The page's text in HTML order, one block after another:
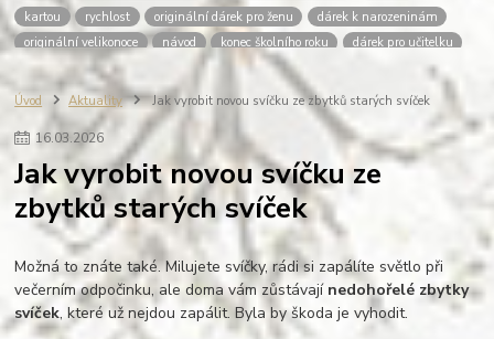
kartou
rychlost originální dárek pro ženu
dárek k narozeninám
originální velikonoce
návod konec školního roku
dárek pro učitelku
dárek pro učitele
dárky pro deváťáky
poděkování učitelce
fotografie do dřeva
ručně vyráběné svíčky
zápisník s gravírováním
výroba na zakázku
REVAS ORIGINAL fotoalbum
dovolená
miminko rodinné fotografie
dřevěné fotoalbum
scrapbook
personalisovaný dárek dřevo
dárková krabička
personalizace
svatba dárek pro ženu dárek pro muže
Úvod Aktuality Jak vyrobit novou svíčku ze zbytků starých svíček
16.03.2026
Jak vyrobit novou svíčku ze
zbytků starých svíček
Možná to znáte také. Milujete svíčky, rádi si zapálíte světlo při
večerním odpočinku, ale doma vám zůstávají nedohořelé zbytky
svíček, které už nejdou zapálit. Byla by škoda je vyhodit.